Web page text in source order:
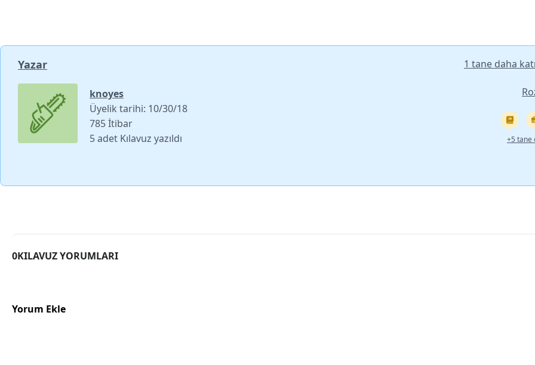
Yazar 1 tane daha
knoyes
Üyelik tarihi: 10/30/18
785 İtibar
5 adet Kılavuz yazıldı
+5 tane
0KILAVUZ YORUMLARI
Yorum Ekle